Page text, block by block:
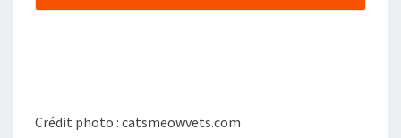
Crédit photo : catsmeowvets.com